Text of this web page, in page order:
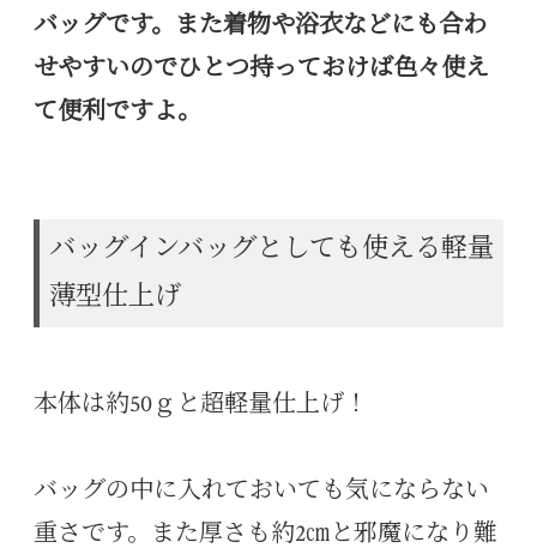
バッグです。また着物や浴衣などにも合わ
せやすいのでひとつ持っておけば色々使え
て便利ですよ。
バッグインバッグとしても使える軽量
薄型仕上げ
本体は約50ｇと超軽量仕上げ！
バッグの中に入れておいても気にならない
重さです。また厚さも約2㎝と邪魔になり難